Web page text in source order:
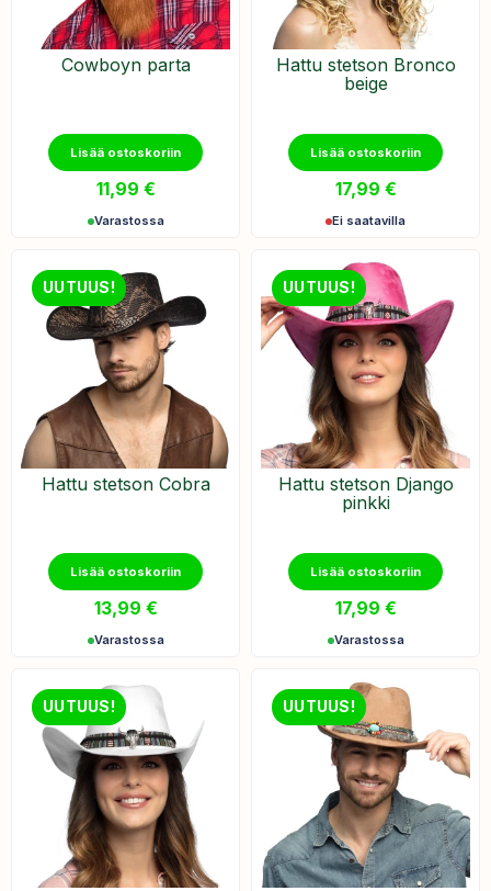
Cowboyn parta
Lisää ostoskoriin
11,99 €
Varastossa
Hattu stetson Bronco
beige
Lisää ostoskoriin
17,99 €
Ei saatavilla
UUTUUS!
Hattu stetson Cobra
Lisää ostoskoriin
13,99 €
Varastossa
UUTUUS!
Hattu stetson Django
pinkki
Lisää ostoskoriin
17,99 €
Varastossa
UUTUUS! UUTUUS!